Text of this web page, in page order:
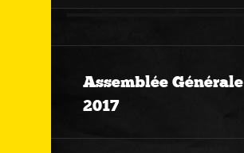
Assemblée Générale
2017